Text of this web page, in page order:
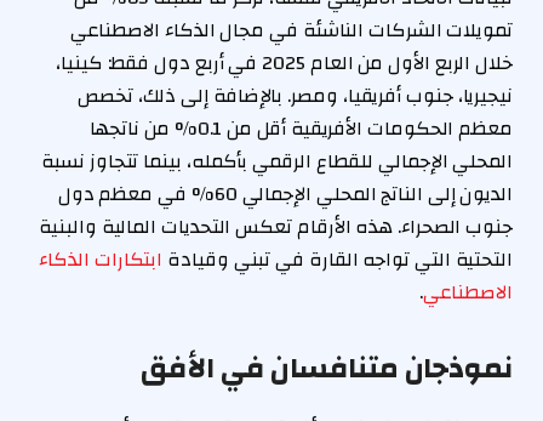
تمويلات الشركات الناشئة في مجال الذكاء الاصطناعي
خلال الربع الأول من العام 2025 في أربع دول فقط: كينيا،
نيجيريا، جنوب أفريقيا، ومصر. بالإضافة إلى ذلك، تخصص
معظم الحكومات الأفريقية أقل من 0.1% من ناتجها
المحلي الإجمالي للقطاع الرقمي بأكمله، بينما تتجاوز نسبة
الديون إلى الناتج المحلي الإجمالي 60% في معظم دول
جنوب الصحراء. هذه الأرقام تعكس التحديات المالية والبنية
التحتية التي تواجه القارة في تبني وقيادة ابتكارات الذكاء
الاصطناعي.
نموذجان متنافسان في الأفق